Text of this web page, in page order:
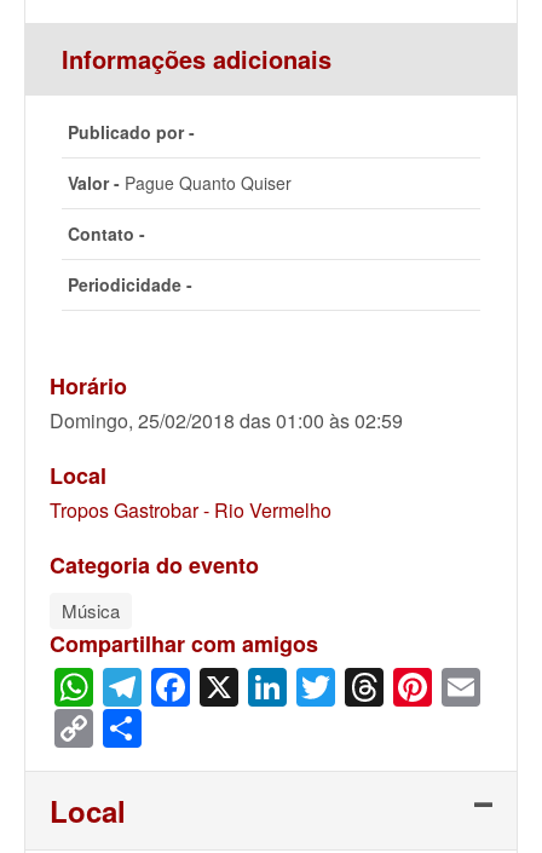
Informações adicionais
Publicado por -
Valor - Pague Quanto Quiser
Contato -
Periodicidade -
Horário
Domingo, 25/02/2018 das 01:00 às 02:59
Local
Tropos Gastrobar - Rio Vermelho
Categoria do evento
Música
Compartilhar com amigos
WhatsApp
Telegram
Facebook
X LinkedIn
Twitter
Threads
Copy
Link
Local